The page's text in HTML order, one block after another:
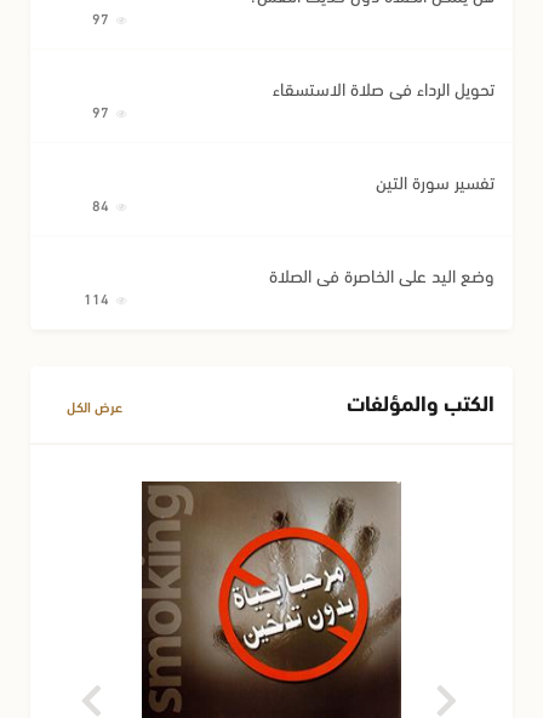
تحويل الرداء في صلاة الاستسقاء
تفسير سورة التين
وضع اليد على الخاصرة في الصلاة
الكتب والمؤلفات عرض الكل